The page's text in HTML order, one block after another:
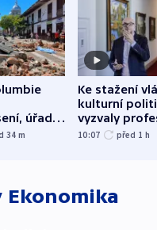
úřady
sto obětí
34 m
Ke stažení
kulturní
vyzvaly
organizace,
10:07 před 1 h
Ekonomika